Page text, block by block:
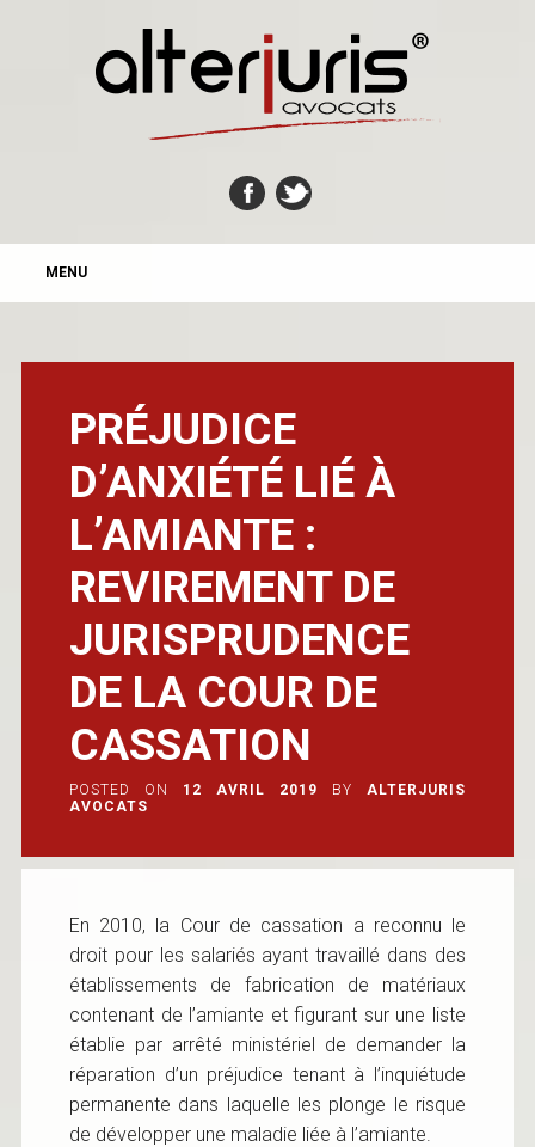
MAIN MENU
MENU
PRÉJUDICE
D’ANXIÉTÉ LIÉ À
L’AMIANTE :
REVIREMENT DE
JURISPRUDENCE
DE LA COUR DE
CASSATION
POSTED ON 12 AVRIL 2019 BY
ALTERJURIS
AVOCATS
En 2010, la Cour de cassation a reconnu le
droit pour les salariés ayant travaillé dans des
établissements de fabrication de matériaux
contenant de l’amiante et figurant sur une liste
établie par arrêté ministériel de demander la
réparation d’un préjudice tenant à l’inquiétude
permanente dans laquelle les plonge le risque
de développer une maladie liée à l’amiante.